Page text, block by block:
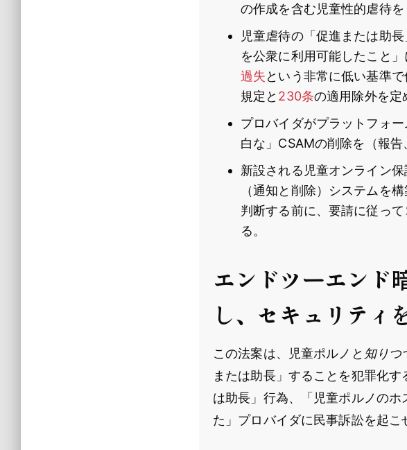
の作成を含む児童性的虐待
児童虐待の「促進または助
を公衆に利用可能したこと
過失という非常に低い基準
規定と 230条の適用除外を定
プロバイダがプラットフォ
白な」CSAMの削除を（報告
新設される児童オンライン
（通知と削除）システムを
判断する前に、要請に従っ
る。
エンドツーエンド
し、セキュリティ
この法案は、児童ポルノと 知りつ
または助長」することを犯罪化す
は助長」行為、「児童ポルノの
た」プロバイダに民事訴訟を起こ